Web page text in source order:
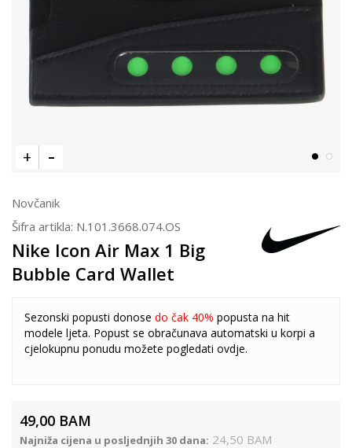
Novčanik
Šifra artikla: N.101.3668.074.OS
Nike Icon Air Max 1 Big
Bubble Card Wallet
Sezonski popusti donose do čak 40% popusta na hit
modele ljeta. Popust se obračunava automatski u korpi a
cjelokupnu ponudu možete pogledati ovdje.
49,00 BAM
Najniža cijena u posljednjih 30 dana: 24,50 BAM